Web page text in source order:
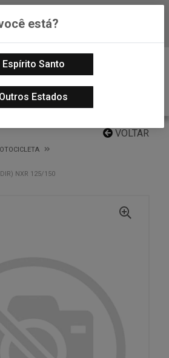
Baixe já nosso APP
VOLTAR
NXR 125/150
está?
Espírito Santo
Outros Estados